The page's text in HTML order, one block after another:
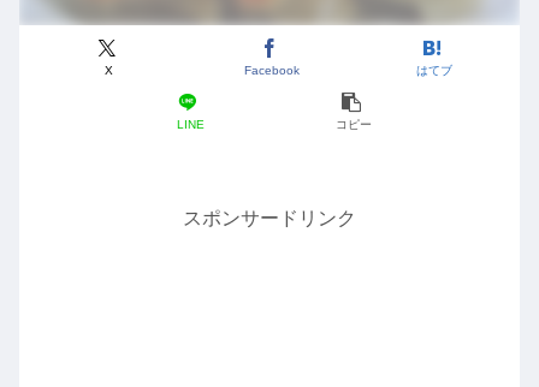
X Facebook はてブ
LINE コピー
スポンサードリンク